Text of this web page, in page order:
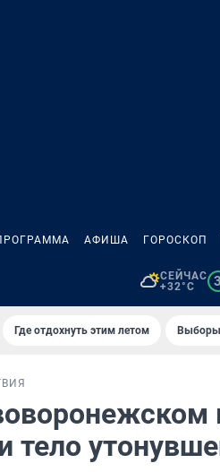
АФИША ГОРОСКОП
СЕЙЧАС
+32°C
3
Где отдохнуть этим летом Выборы
тело